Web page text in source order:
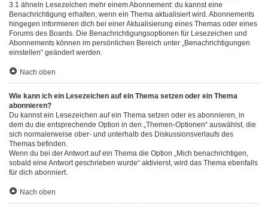
3.1 ähneln Lesezeichen mehr einem Abonnement: du kannst eine
Benachrichtigung erhalten, wenn ein Thema aktualisiert wird. Abonnements
hingegen informieren dich bei einer Aktualisierung eines Themas oder eines
Forums des Boards. Die Benachrichtigungsoptionen für Lesezeichen und
Abonnements können im persönlichen Bereich unter „Benachrichtigungen
einstellen“ geändert werden.
Nach oben
Wie kann ich ein Lesezeichen auf ein Thema setzen oder ein Thema
abonnieren?
Du kannst ein Lesezeichen auf ein Thema setzen oder es abonnieren, in
dem du die entsprechende Option in den „Themen-Optionen“ auswählst, die
sich normalerweise ober- und unterhalb des Diskussionsverlaufs des
Themas befinden.
Wenn du bei der Antwort auf ein Thema die Option „Mich benachrichtigen,
sobald eine Antwort geschrieben wurde“ aktivierst, wird das Thema ebenfalls
für dich abonniert.
Nach oben